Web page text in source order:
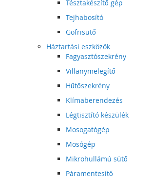
Tésztakészítő gép
Tejhabosító
Gofrisütő
Háztartási eszközök
Fagyasztószekrény
Villanymelegítő
Hűtőszekrény
Klímaberendezés
Légtisztító készülék
Mosogatógép
Mosógép
Mikrohullámú sütő
Páramentesítő